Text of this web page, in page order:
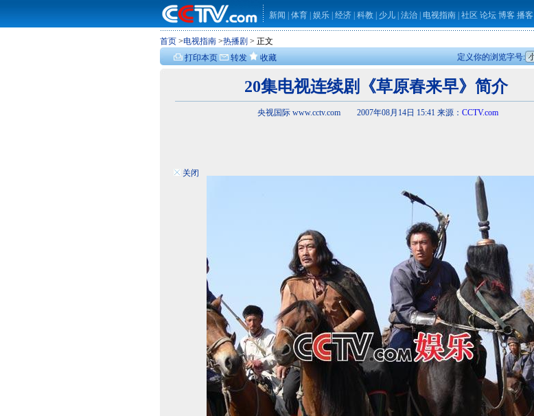
新闻 体育 娱乐 经济 科教 少儿 法治 电视指南 社区 论坛 博客 播客
首页 >电视指南 >热播剧 > 正文
打印本页
转发 收藏
关闭
定义你的浏览字号:
20集电视连续剧《草原春来早》简介
央视国际 www.cctv.com 2007年08月14日 15:41 来源： CCTV.com